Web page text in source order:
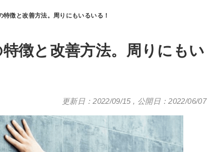
徴と改善方法。周りにもいるいる！
徴と改善方法。周りにもい
更新日：2022/09/15 , 公開日：2022/06/07